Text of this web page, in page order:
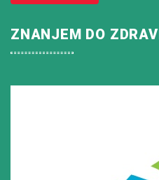
ZNANJEM DO